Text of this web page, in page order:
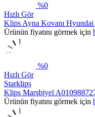
%0
Hızlı Gör
Klips Ayna Kovanı
Ürünün fiyatını görmek için
%0
Hızlı Gör
Starklips
Klips Marşbiyel
Ürünün fiyatını görmek için